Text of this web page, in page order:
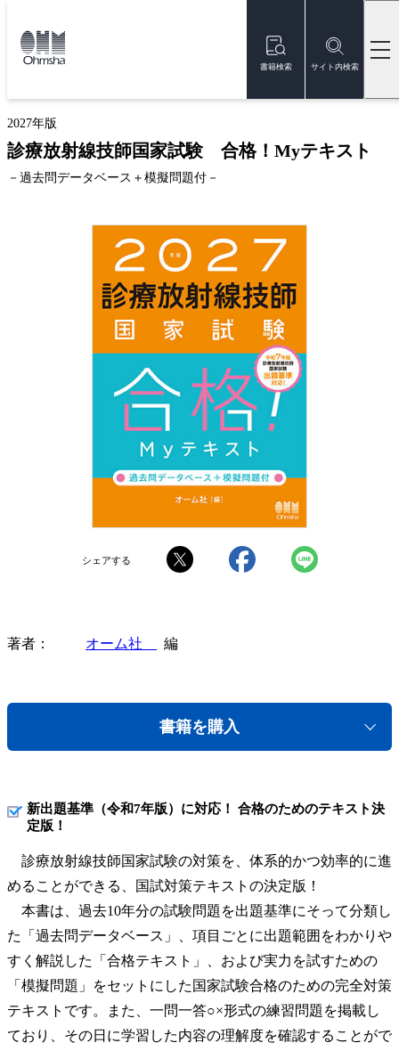
書籍検索 サイト内検索
トップ
2027年版
診療放射線技師国家試験 合格！Myテキスト
－過去問データベース＋模擬問題付－
シェアする
著者 オーム社 編
書籍を購入
新出題基準（令和7年版）に対応！ 合格のためのテキスト決
定版！
診療放射線技師国家試験の対策を、体系的かつ効率的に進
めることができる、国試対策テキストの決定版！
本書は、過去10年分の試験問題を出題基準にそって分類し
た「過去問データベース」、項目ごとに出題範囲をわかりや
すく解説した「合格テキスト」、および実力を試すための
「模擬問題」をセットにした国家試験合格のための完全対策
テキストです。また、一問一答○×形式の練習問題を掲載し
ており、その日に学習した内容の理解度を確認することがで